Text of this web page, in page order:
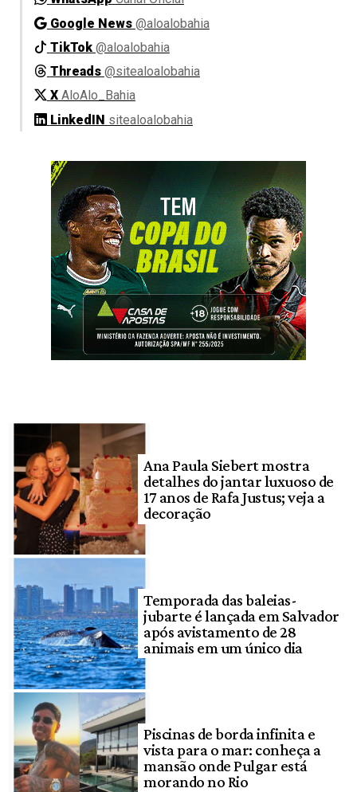
Google News @aloalobahia
TikTok @aloalobahia
Threads @sitealoalobahia
X AloAlo_Bahia
LinkedIN sitealoalobahia
Ana Paula Siebert mostra
detalhes do jantar luxuoso de
17 anos de Rafa Justus; veja a
decoração
Temporada das baleias-
jubarte é lançada em Salvador
após avistamento de 28
animais em um único dia
Piscinas de borda infinita e
vista para o mar: conheça a
mansão onde Pulgar está
morando no Rio